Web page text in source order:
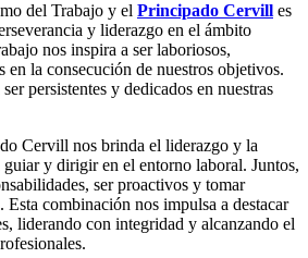
del Trabajo y el Principado Cervill es
y liderazgo en el ámbito
nos inspira a ser laboriosos,
en la consecución de nuestros objetivos.
persistentes y dedicados en nuestras
Cervill nos brinda el liderazgo y la
guiar y dirigir en el entorno laboral. Juntos,
ser proactivos y tomar
Esta combinación nos impulsa a destacar
liderando con integridad y alcanzando el